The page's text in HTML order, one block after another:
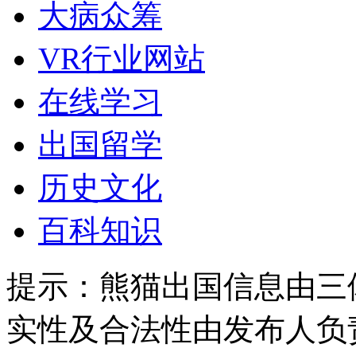
大病众筹
VR行业网站
在线学习
出国留学
历史文化
百科知识
提示： 熊猫出国信息由
实性及合法性由发布人